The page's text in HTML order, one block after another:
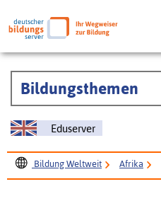
Bildungsthemen
Eduserver
Bildung Weltweit Afrika